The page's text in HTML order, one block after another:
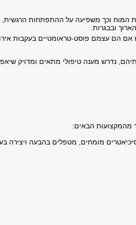
וכך משפיעה על ההתפתחות הרגשית,
ובבגרות.
אם הם עצמם פוסט-טראומטיים בעקבות
נדרש מענה טיפולי מתאים ומדויק
מהמקצועות הבאים:
מומחים, מטפלים בהבעה ויצירה